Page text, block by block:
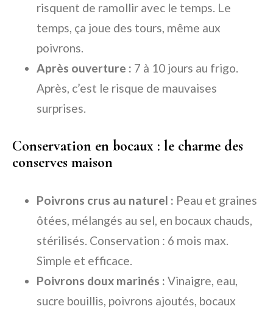
risquent de ramollir avec le temps. Le
temps, ça joue des tours, même aux
poivrons.
Après ouverture : 7 à 10 jours au frigo.
Après, c’est le risque de mauvaises
surprises.
Conservation en bocaux : le charme des
conserves maison
Poivrons crus au naturel : Peau et graines
ôtées, mélangés au sel, en bocaux chauds,
stérilisés. Conservation : 6 mois max.
Simple et efficace.
Poivrons doux marinés : Vinaigre, eau,
sucre bouillis, poivrons ajoutés, bocaux